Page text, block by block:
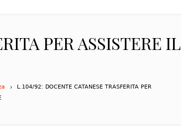
PER ASSISTERE IL
L.104/92: DOCENTE CATANESE TRASFERITA PER